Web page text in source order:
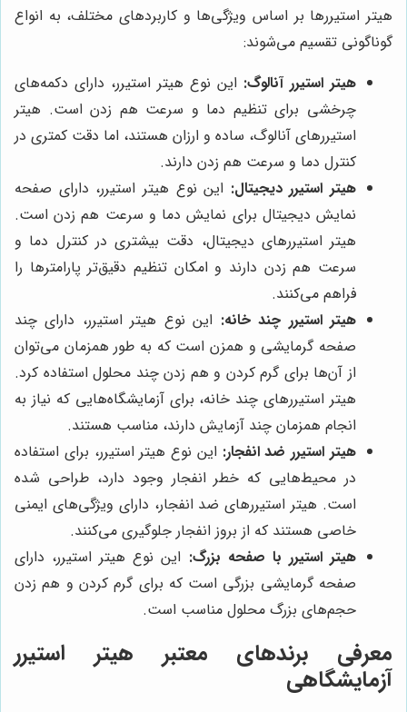
هیتر استیررها بر اساس ویژگی‌ها و کاربردهای مختلف، به انواع
گوناگونی تقسیم می‌شوند:
هیتر استیرر آنالوگ: این نوع هیتر استیرر، دارای دکمه‌های
چرخشی برای تنظیم دما و سرعت هم زدن است. هیتر
استیررهای آنالوگ، ساده و ارزان هستند، اما دقت کمتری در
کنترل دما و سرعت هم زدن دارند.
هیتر استیرر دیجیتال: این نوع هیتر استیرر، دارای صفحه
نمایش دیجیتال برای نمایش دما و سرعت هم زدن است.
هیتر استیررهای دیجیتال، دقت بیشتری در کنترل دما و
سرعت هم زدن دارند و امکان تنظیم دقیق‌تر پارامترها را
فراهم می‌کنند.
هیتر استیرر چند خانه: این نوع هیتر استیرر، دارای چند
صفحه گرمایشی و همزن است که به طور همزمان می‌توان
از آن‌ها برای گرم کردن و هم زدن چند محلول استفاده کرد.
هیتر استیررهای چند خانه، برای آزمایشگاه‌هایی که نیاز به
انجام همزمان چند آزمایش دارند، مناسب هستند.
هیتر استیرر ضد انفجار: این نوع هیتر استیرر، برای استفاده
در محیط‌هایی که خطر انفجار وجود دارد، طراحی شده
است. هیتر استیررهای ضد انفجار، دارای ویژگی‌های ایمنی
خاصی هستند که از بروز انفجار جلوگیری می‌کنند.
هیتر استیرر با صفحه بزرگ: این نوع هیتر استیرر، دارای
صفحه گرمایشی بزرگی است که برای گرم کردن و هم زدن
حجم‌های بزرگ محلول مناسب است.
معرفی برندهای معتبر هیتر استیرر
آزمایشگاهی